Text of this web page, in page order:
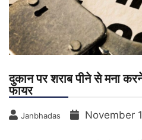
दुकान पर शराब पीने से मना
फायर
Janbhadas November